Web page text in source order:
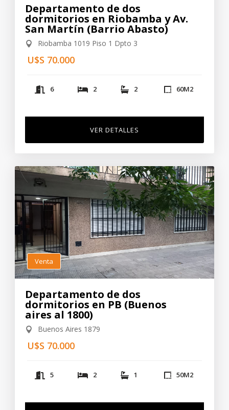
Departamento de dos
dormitorios en Riobamba y Av.
San Martín (Barrio Abasto)
Riobamba 1019 Piso 1 Dpto 3
U$S 70.000
6 2 2 60M2
VER DETALLES
Venta
Departamento de dos
dormitorios en PB (Buenos
aires al 1800)
Buenos Aires 1879
U$S 70.000
5 2 1 50M2